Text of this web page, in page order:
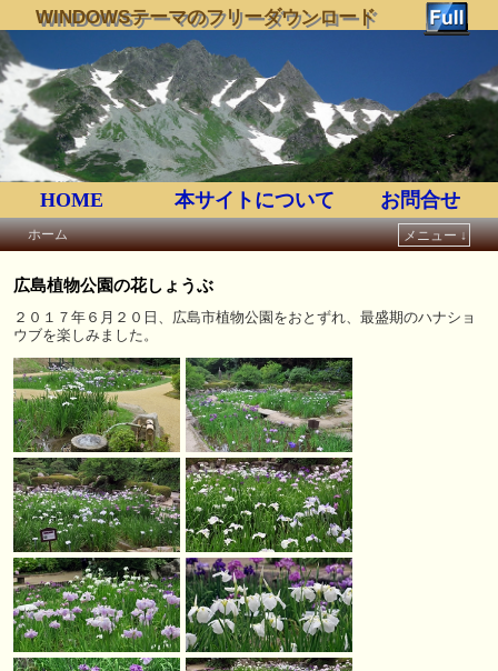
WINDOWSテーマのフリーダウンロード
HOME 本サイトについて お問合せ
ホーム
メニュー ↓
広島植物公園の花しょうぶ
２０１７年６月２０日、広島市植物公園をおとずれ、最盛期のハナショ
ウブを楽しみました。